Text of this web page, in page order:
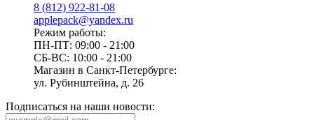
8 (812) 922-81-08
applepack@yandex.ru
Режим работы:
ПН-ПТ: 09:00 - 21:00
СБ-ВС: 10:00 - 21:00
Магазин в Санкт-Петербурге:
ул. Рубинштейна, д. 26
Подписаться на наши новости: